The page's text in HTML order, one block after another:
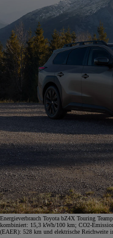
Energieverbrauch Toyota bZ4X Touring
kombiniert: 15,3 kWh/100 km; CO2-
(EAER): 528 km und elektrische